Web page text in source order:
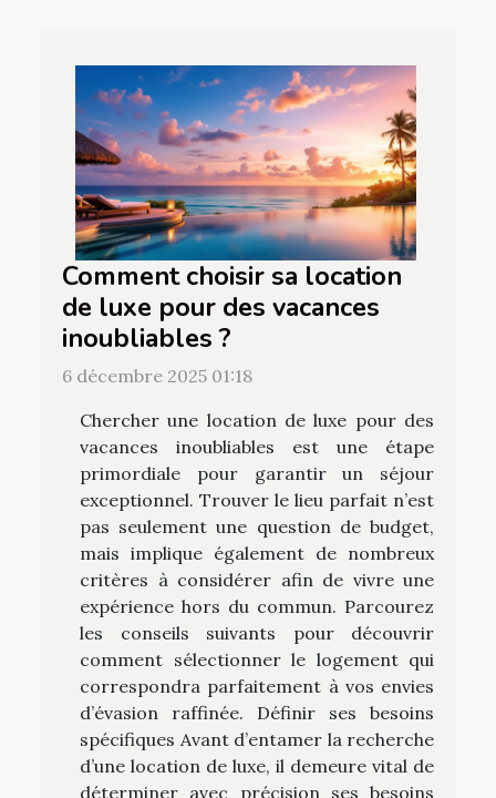
Comment choisir sa location
de luxe pour des vacances
inoubliables ?
6 décembre 2025 01:18
Chercher une location de luxe pour des
vacances inoubliables est une étape
primordiale pour garantir un séjour
exceptionnel. Trouver le lieu parfait n’est
pas seulement une question de budget,
mais implique également de nombreux
critères à considérer afin de vivre une
expérience hors du commun. Parcourez
les conseils suivants pour découvrir
comment sélectionner le logement qui
correspondra parfaitement à vos envies
d’évasion raffinée. Définir ses besoins
spécifiques Avant d’entamer la recherche
d’une location de luxe, il demeure vital de
déterminer avec précision ses besoins